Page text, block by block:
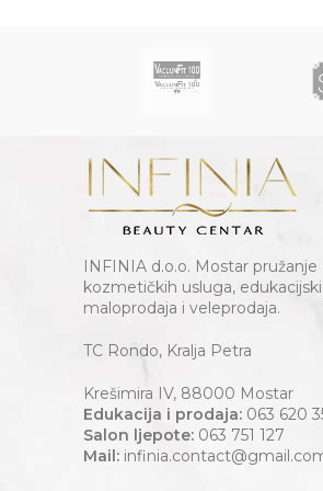
INFINIA d.o.o. Mostar pružanje
kozmetičkih usluga,
maloprodaja i veleprodaja.
TC Rondo, Kralja Petra
Krešimira IV, 88000 Mostar
Edukacija i prodaja: 063 620
Salon ljepote: 063 751 127
Mail: